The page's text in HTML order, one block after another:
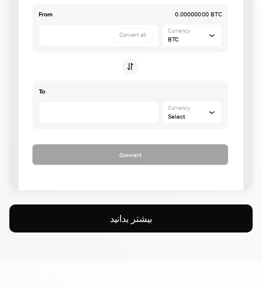
From 0.00000000 BTC
Convert all
Currency
BTC
To
Currency
Select
Convert
بیشتر بدانید